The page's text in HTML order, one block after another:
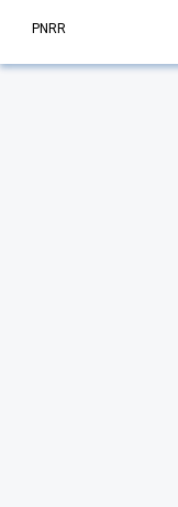
PNRR